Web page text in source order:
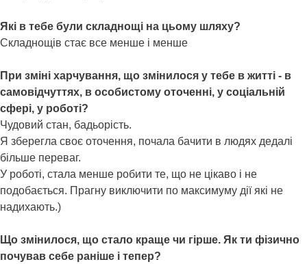
Які в тебе були складнощі на цьому шляху?
Складнощів стає все менше і менше
При зміні харчування, що змінилося у тебе в житті - в
самовідчуттях, в особистому оточенні, у соціальній
сфері, у роботі?
Чудовий стан, бадьорість.
Я зберегла своє оточення, почала бачити в людях дедалі
більше переваг.
У роботі, стала менше робити те, що не цікаво і не
подобається. Прагну виключити по максимуму дії які не
надихають.)
Що змінилося, що стало краще чи гірше. Як ти фізично
почував себе раніше і тепер?